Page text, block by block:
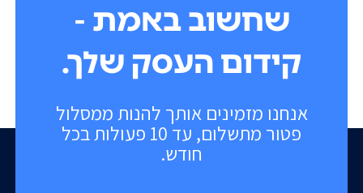
אנחנו מזמינים אותך להנות ממסלול
פטור מתשלום, עד 10 פעולות בכל
חודש.
שחשוב באמת -
קידום העסק שלך.